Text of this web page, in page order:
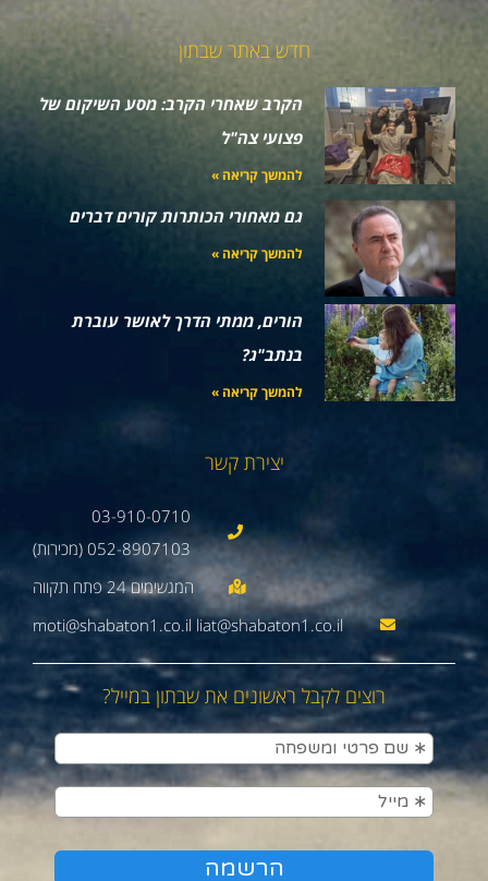
חדש באתר שבתון
הקרב שאחרי הקרב: מסע השיקום של
פצועי צה"ל
להמשך קריאה »
גם מאחורי הכותרות קורים דברים
להמשך קריאה »
הורים, ממתי הדרך לאושר עוברת
בנתב"ג?
להמשך קריאה »
יצירת קשר
03-910-0710
052-8907103 (מכירות)
moti@shabaton1.co.il liat@shabaton1.co.il
רוצים לקבל ראשונים את שבתון במייל?